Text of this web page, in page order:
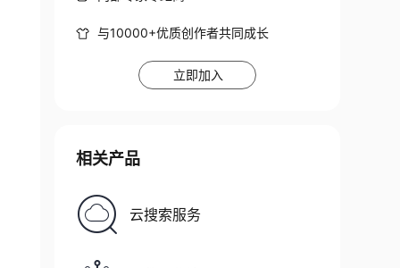
与10000+优质创作者共同成长
立即加入
相关产品
云搜索服务